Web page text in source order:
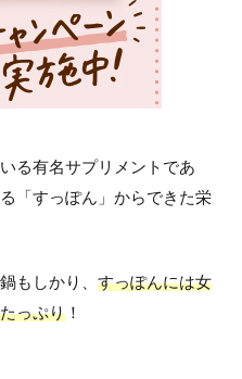
る有名サプリメントであ
「すっぽん」からできた栄
もしかり、 すっぽんには女
っぷり ！